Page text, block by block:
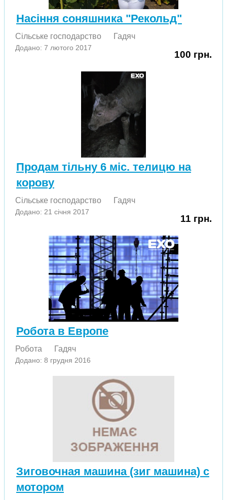
Насіння соняшника "Рекольд"
Сільське господарство Гадяч
Додано: 7 лютого 2017
100 грн.
Продам тільну 6 міс. телицю на
корову
Сільське господарство Гадяч
Додано: 21 січня 2017
11 грн.
Робота в Европе
Робота Гадяч
Додано: 8 грудня 2016
Зиговочная машина (зиг машина) с
мотором